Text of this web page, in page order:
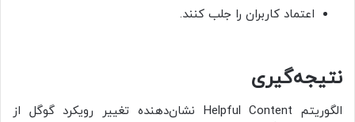
اعتماد کاربران را جلب کنند.
نتیجه‌گیری
الگوریتم Helpful Content نشان‌دهنده تغییر رویکرد گوگل از